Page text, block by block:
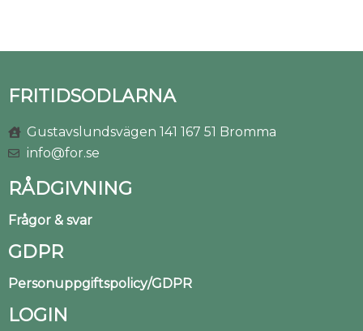
FRITIDSODLARNA
Gustavslundsvägen 141 167 51 Bromma
info@for.se
RÅDGIVNING
Frågor & svar
GDPR
Personuppgiftspolicy/GDPR
LOGIN